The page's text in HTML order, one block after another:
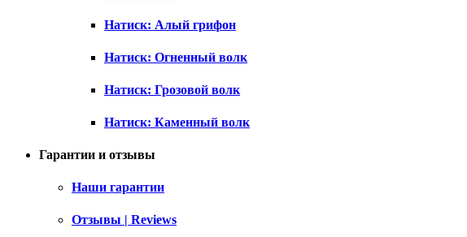
Натиск: Алый грифон
Натиск: Огненный волк
Натиск: Грозовой волк
Натиск: Каменный волк
Гарантии и отзывы
Наши гарантии
Отзывы | Reviews